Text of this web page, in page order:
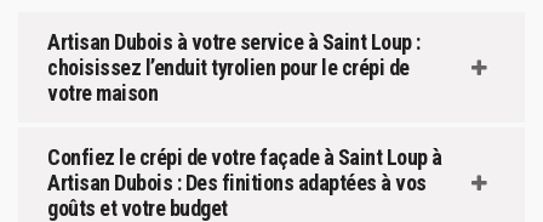
Artisan Dubois à votre service à Saint Loup :
choisissez l’enduit tyrolien pour le crépi de
votre maison
Confiez le crépi de votre façade à Saint Loup à
Artisan Dubois : Des finitions adaptées à vos
goûts et votre budget